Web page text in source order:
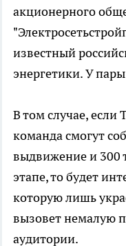
акционерного
известный
энергетики. У
В том случае,
команда смогут
выдвижение и 300
этапе, то будет
которую лишь
вызовет немалую
аудитории.